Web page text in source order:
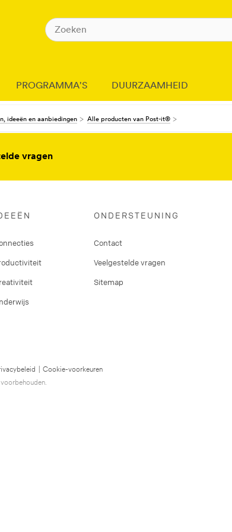
PROGRAMMA'S DUURZAAMHEID
ideeën en aanbiedingen Alle producten van Post-it®
vragen
ONDERSTEUNING
Contact
Veelgestelde vragen
Sitemap
Cookie-voorkeuren